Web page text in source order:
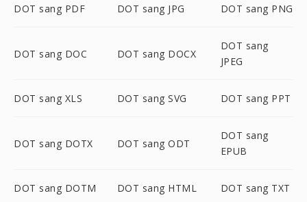
DOT sang PDF DOT sang JPG DOT sang PNG
DOT sang DOC DOT sang DOCX
DOT sang
JPEG
DOT sang XLS DOT sang SVG DOT sang PPT
DOT sang DOTX DOT sang ODT
DOT sang
EPUB
DOT sang DOTM DOT sang HTML DOT sang TXT